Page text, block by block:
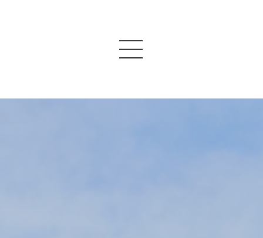
Acerca de nosotros